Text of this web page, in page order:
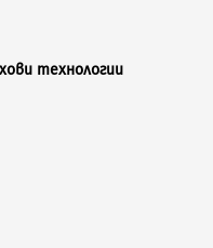
технологии